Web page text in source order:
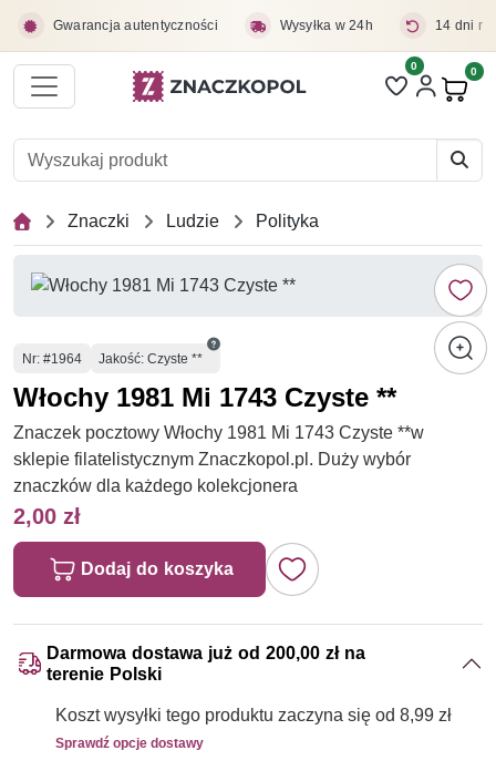
Gwarancja autentyczności Wysyłka w 24h 14 dni
Liczba pozycji
0 0
Znaczki Ludzie Polityka
Numer
Nr: #1964 Jakość: Czyste **
Włochy 1981 Mi 1743 Czyste **
Znaczek pocztowy Włochy 1981 Mi 1743 Czyste **w
sklepie filatelistycznym Znaczkopol.pl. Duży wybór
znaczków dla każdego kolekcjonera
2,00 zł
Dodaj do koszyka
Darmowa dostawa już od 200,00 zł na
terenie Polski
Koszt wysyłki tego produktu zaczyna się od 8,99 zł
Sprawdź opcje dostawy